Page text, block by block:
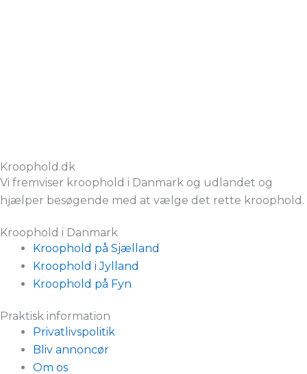
Kroophold.dk
Vi fremviser kroophold i Danmark og udlandet og
hjælper besøgende med at vælge det rette kroophold.
Kroophold i Danmark
Kroophold på Sjælland
Kroophold i Jylland
Kroophold på Fyn
Praktisk information
Privatlivspolitik
Bliv annoncør
Om os